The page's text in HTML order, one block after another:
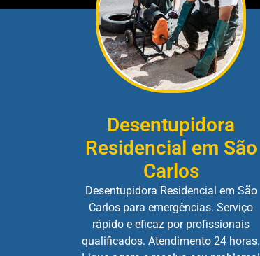
Desentupidora
Residencial em São
Carlos
Desentupidora Residencial em São
Carlos para emergências. Serviço
rápido e eficaz por profissionais
qualificados. Atendimento 24 horas.